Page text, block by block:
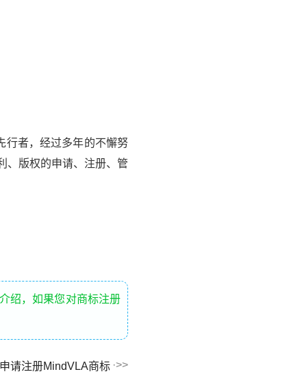
行者，经过多年的不懈努
、版权的申请、注册、管
绍，如果您对商标注册
请注册MindVLA商标